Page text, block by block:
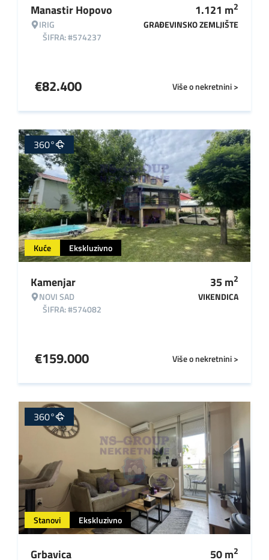
Manastir Hopovo
IRIG
ŠIFRA: #574237
1.121 m2
GRAĐEVINSKO ZEMLJIŠTE
Više o nekretnini >
€82.400
Kuće Ekskluzivno
360°
Kamenjar
NOVI SAD
ŠIFRA: #574082
35m2
VIKENDICA
Više o nekretnini >
€159.000
Stanovi Ekskluzivno
360°
Grbavica 50m2